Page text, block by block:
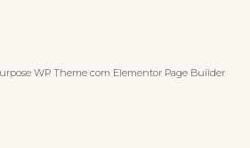
WP Theme com Elementor Page Builder